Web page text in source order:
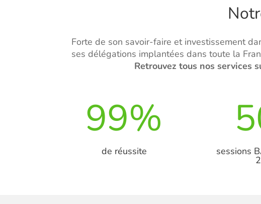
Forte de son savoir-faire et investissement
ses délégations implantées dans toute la
Retrouvez tous nos services
99%
de réussite sessions